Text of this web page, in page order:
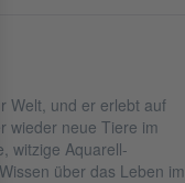
Welt, und er erlebt auf
wieder neue Tiere im
witzige Aquarell-
über das Leben im